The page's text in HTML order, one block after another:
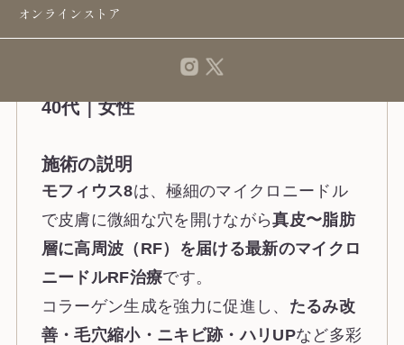
オンラインストア
40代｜女性
施術の説明
モフィウス8は、極細のマイクロニードル
で皮膚に微細な穴を開けながら真皮〜脂肪
層に高周波（RF）を届ける最新のマイクロ
ニードルRF治療です。
コラーゲン生成を強力に促進し、 たるみ改
善・毛穴縮小・ニキビ跡・ハリUPなど多彩